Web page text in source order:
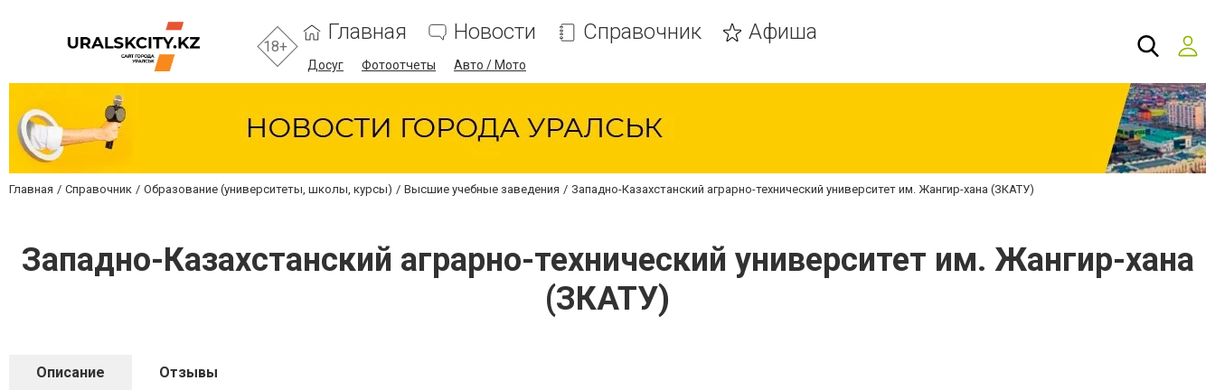
18+
Главная Новости Справочник Афиша
Досуг Фотоотчеты Авто / Мото
Главная Справочник Образование (университеты, школы, курсы) Высшие учебные заведения Западно-Казахстанский аграрно-технический университет им. Жангир-хана (ЗКАТУ)
Западно-Казахстанский аграрно-технический университет им. Жангир-хана
(ЗКАТУ)
Описание Отзывы